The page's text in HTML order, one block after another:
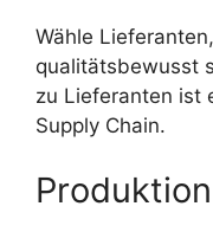
Wähle
qualitätsbewusst
zu Lieferanten ist
Supply Chain.
Produktion